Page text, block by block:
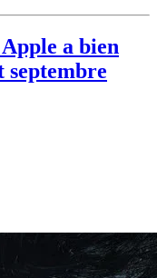
a bien
septembre